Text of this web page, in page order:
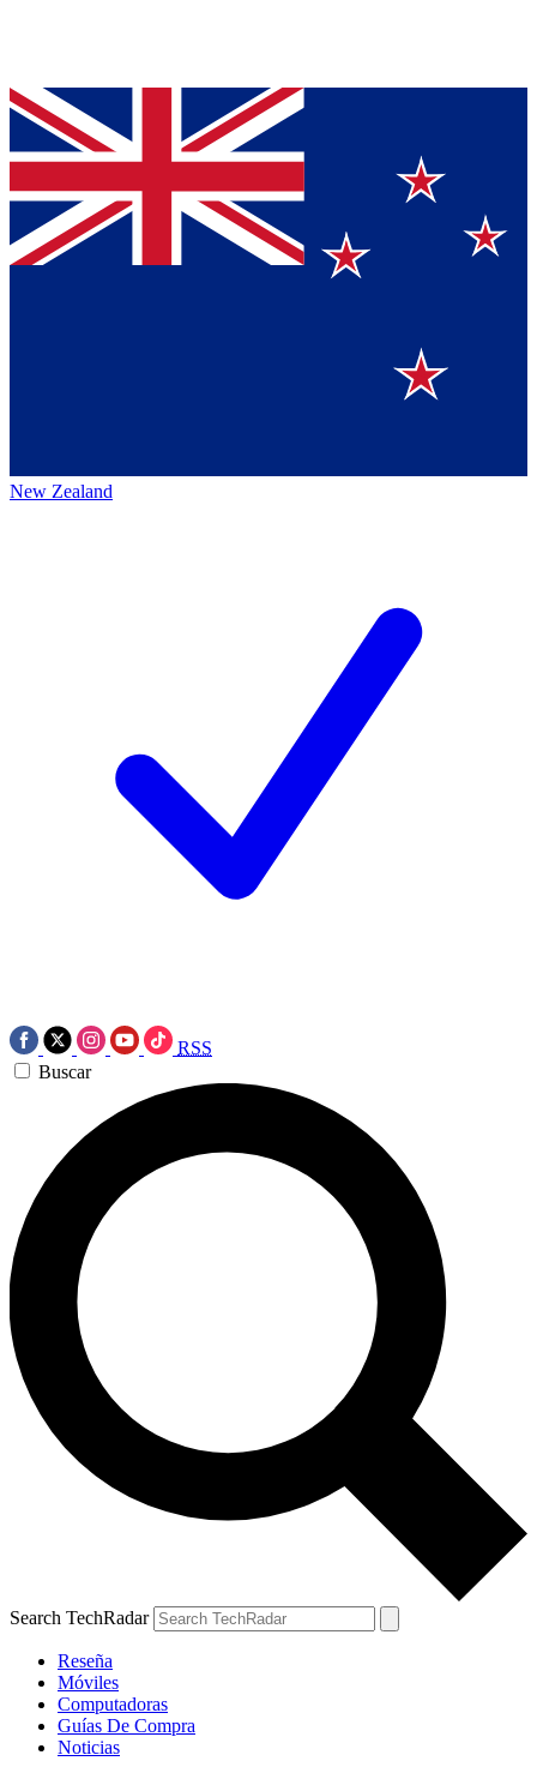
New Zealand
RSS
Buscar
Search TechRadar
Reseña
Móviles
Computadoras
Guías De Compra
Noticias